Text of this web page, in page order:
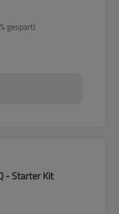
gespart)
- Starter Kit